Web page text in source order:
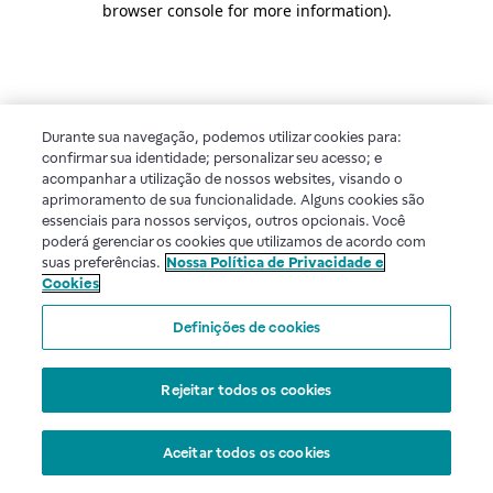
browser console for more information).
Durante sua navegação, podemos utilizar cookies para:
confirmar sua identidade; personalizar seu acesso; e
acompanhar a utilização de nossos websites, visando o
aprimoramento de sua funcionalidade. Alguns cookies são
essenciais para nossos serviços, outros opcionais. Você
poderá gerenciar os cookies que utilizamos de acordo com
suas preferências. Nossa Política de Privacidade e
Cookies
Definições de cookies
Rejeitar todos os cookies
Aceitar todos os cookies